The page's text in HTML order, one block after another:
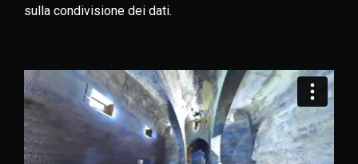
sulla condivisione dei dati.